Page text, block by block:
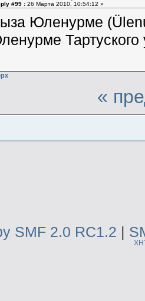
#99 :26 Марта 2010, 10:54:12 »
Юленурме
Тартуского
«
SMF 2.0 RC1.2 |